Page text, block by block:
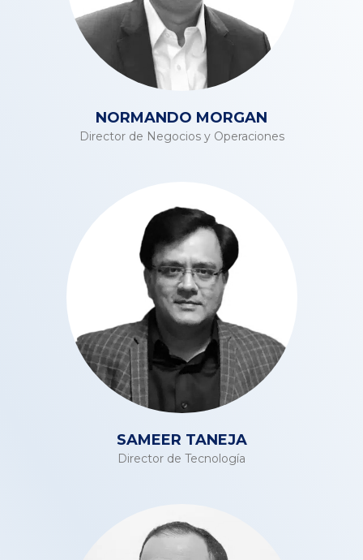
NORMANDO MORGAN
Director de Negocios y Operaciones
SAMEER TANEJA
Director de Tecnología